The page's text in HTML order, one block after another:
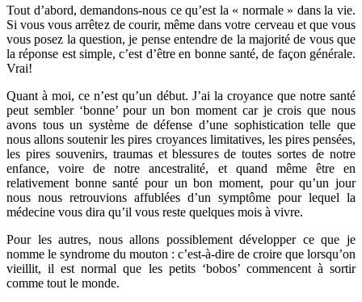
Tout d’abord, demandons-nous ce qu’est la « normale » dans la vie.
Si vous vous arrêtez de courir, même dans votre cerveau et que vous
vous posez la question, je pense entendre de la majorité de vous que
la réponse est simple, c’est d’être en bonne santé, de façon générale.
Vrai!
Quant à moi, ce n’est qu’un début. J’ai la croyance que notre santé
peut sembler ‘bonne’ pour un bon moment car je crois que nous
avons tous un système de défense d’une sophistication telle que
nous allons soutenir les pires croyances limitatives, les pires pensées,
les pires souvenirs, traumas et blessures de toutes sortes de notre
enfance, voire de notre ancestralité, et quand même être en
relativement bonne santé pour un bon moment, pour qu’un jour
nous nous retrouvions affublées d’un symptôme pour lequel la
médecine vous dira qu’il vous reste quelques mois à vivre.
Pour les autres, nous allons possiblement développer ce que je
nomme le syndrome du mouton : c’est-à-dire de croire que lorsqu’on
vieillit, il est normal que les petits ‘bobos’ commencent à sortir
comme tout le monde.